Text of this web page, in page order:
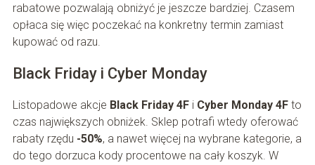
rabatowe pozwalają obniżyć je jeszcze bardziej. Czasem
opłaca się więc poczekać na konkretny termin zamiast
kupować od razu.
Black Friday i Cyber Monday
Listopadowe akcje Black Friday 4Fi Cyber Monday 4Fto
czas największych obniżek. Sklep potrafi wtedy oferować
rabaty rzędu -50%, a nawet więcej na wybrane kategorie, a
do tego dorzuca kody procentowe na cały koszyk. W